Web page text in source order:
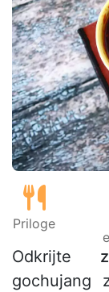
Prejšnji
Priloge
Odkrijte
gochujang